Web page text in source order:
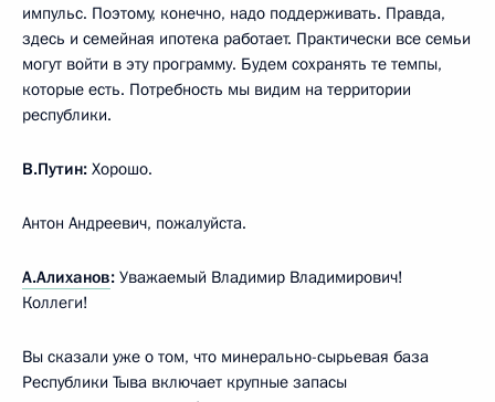
импульс. Поэтому, конечно, надо поддерживать. Правда,
здесь и семейная ипотека работает. Практически все семьи
могут войти в эту программу. Будем сохранять те темпы,
которые есть. Потребность мы видим на территории
республики.
В.Путин: Хорошо.
Антон Андреевич, пожалуйста.
А.Алиханов: Уважаемый Владимир Владимирович!
Коллеги!
Вы сказали уже о том, что минерально-сырьевая база
Республики Тыва включает крупные запасы